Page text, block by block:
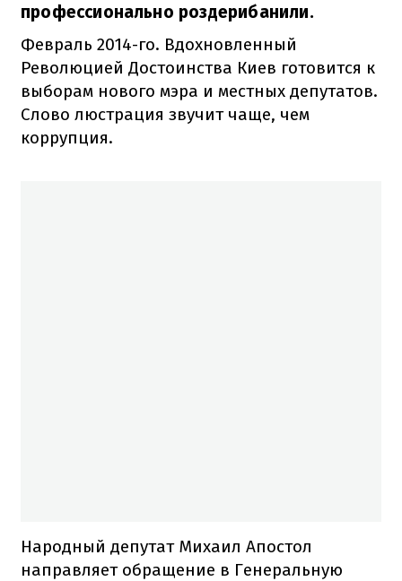
профессионально роздерибанили.
Февраль 2014-го. Вдохновленный
Революцией Достоинства Киев готовится к
выборам нового мэра и местных депутатов.
Слово люстрация звучит чаще, чем
коррупция.
Народный депутат Михаил Апостол
направляет обращение в Генеральную